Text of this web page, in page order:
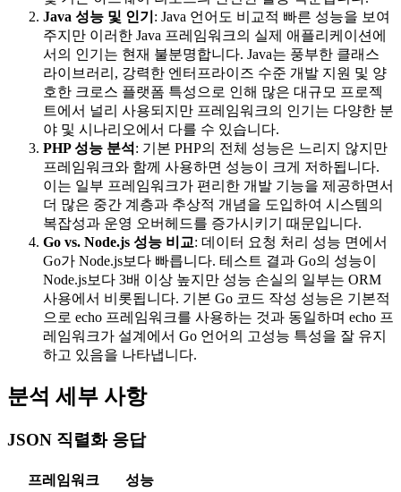
Java 성능 및 인기 : Java 언어도 비교적 빠른 성능을 보여
주지만 이러한 Java 프레임워크의 실제 애플리케이션에
서의 인기는 현재 불분명합니다. Java는 풍부한 클래스
라이브러리, 강력한 엔터프라이즈 수준 개발 지원 및 양
호한 크로스 플랫폼 특성으로 인해 많은 대규모 프로젝
트에서 널리 사용되지만 프레임워크의 인기는 다양한 분
야 및 시나리오에서 다를 수 있습니다.
PHP 성능 분석 : 기본 PHP의 전체 성능은 느리지 않지만
프레임워크와 함께 사용하면 성능이 크게 저하됩니다.
이는 일부 프레임워크가 편리한 개발 기능을 제공하면서
더 많은 중간 계층과 추상적 개념을 도입하여 시스템의
복잡성과 운영 오버헤드를 증가시키기 때문입니다.
Go vs. Node.js 성능 비교: 데이터 요청 처리 성능 면에서
Go가 Node.js보다 빠릅니다. 테스트 결과 Go의 성능이
Node.js보다 3배 이상 높지만 성능 손실의 일부는 ORM
사용에서 비롯됩니다. 기본 Go 코드 작성 성능은 기본적
으로 echo 프레임워크를 사용하는 것과 동일하며 echo 프
레임워크가 설계에서 Go 언어의 고성능 특성을 잘 유지
하고 있음을 나타냅니다.
분석 세부 사항
JSON 직렬화 응답
프레임워크
성능